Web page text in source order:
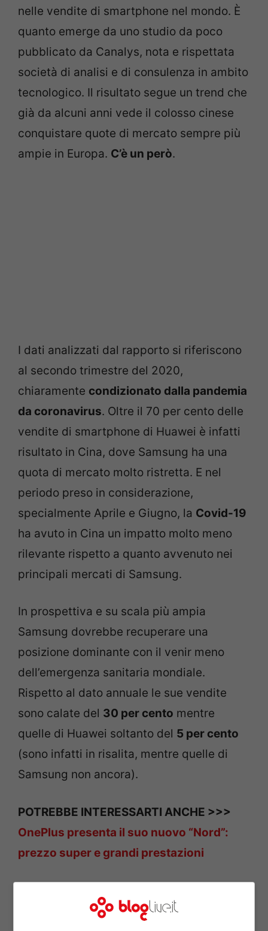
nelle vendite di smartphone nel mondo. È
quanto emerge da uno studio da poco
pubblicato da Canalys, nota e rispettata
società di analisi e di consulenza in ambito
tecnologico. Il risultato segue un trend che
già da alcuni anni vede il colosso cinese
conquistare quote di mercato sempre più
ampie in Europa. C’è un però.
I dati analizzati dal rapporto si riferiscono
al secondo trimestre del 2020,
chiaramente condizionato dalla pandemia
da coronavirus. Oltre il 70 per cento delle
vendite di smartphone di Huawei è infatti
risultato in Cina, dove Samsung ha una
quota di mercato molto ristretta. E nel
periodo preso in considerazione,
specialmente Aprile e Giugno, la Covid-19
ha avuto in Cina un impatto molto meno
rilevante rispetto a quanto avvenuto nei
principali mercati di Samsung.
In prospettiva e su scala più ampia
Samsung dovrebbe recuperare una
posizione dominante con il venir meno
dell’emergenza sanitaria mondiale.
Rispetto al dato annuale le sue vendite
sono calate del 30 per cento mentre
quelle di Huawei soltanto del 5 per cento
(sono infatti in risalita, mentre quelle di
Samsung non ancora).
POTREBBE INTERESSARTI ANCHE >>>
OnePlus presenta il suo nuovo “Nord”:
prezzo super e grandi prestazioni